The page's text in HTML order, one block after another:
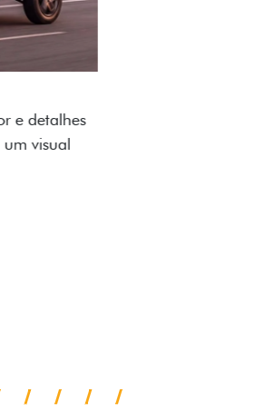
no capô e nas laterais
única dessa edição para lá de